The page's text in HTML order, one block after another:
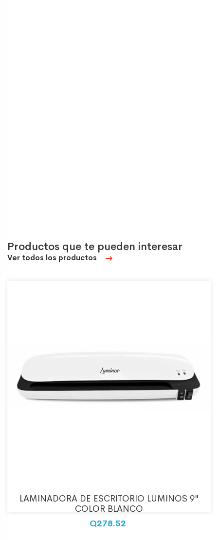
Productos que te pueden interesar
Ver todos los productos
LAMINADORA DE ESCRITORIO LUMINOS 9"
COLOR BLANCO
Q278.52